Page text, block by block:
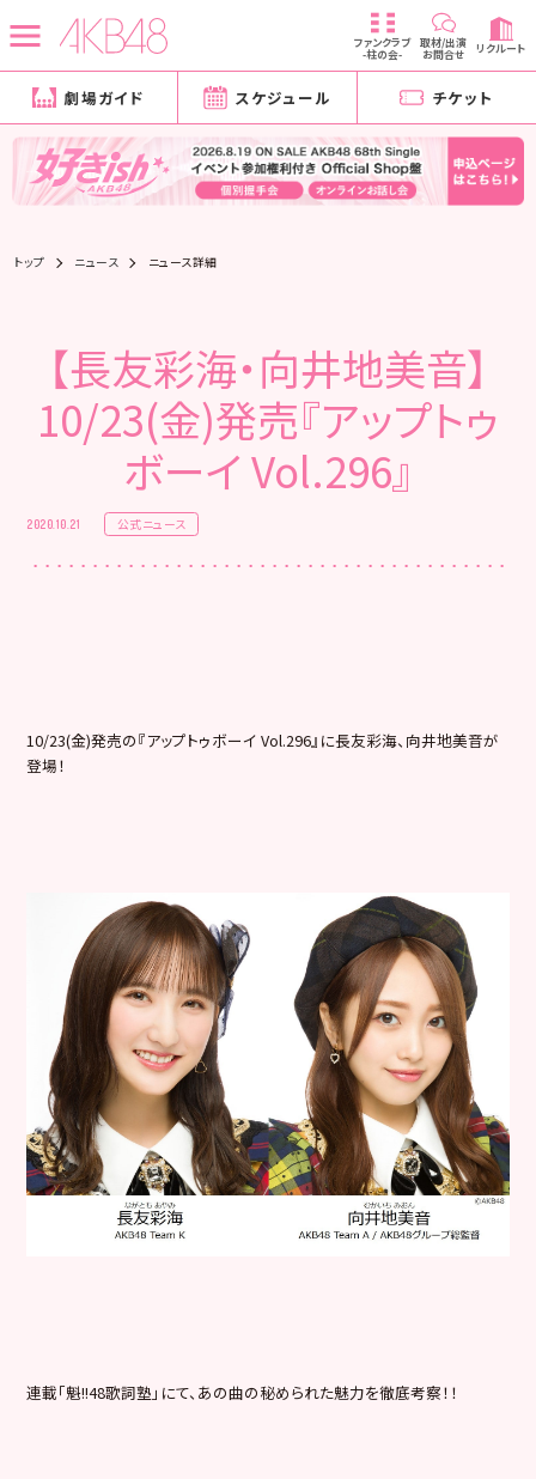
ファンクラブ
-柱の会-
取材/出演
お問合せ リクルート
劇場ガイド スケジュール チケット
トップ ニュース ニュース詳細
【長友彩海・向井地美音】
10/23(金)発売『アップトゥ
ボーイ Vol.296』
2020.10.21 公式ニュース
10/23(金)発売の『アップトゥボーイ Vol.296』に長友彩海、向井地美音が
登場！
連載「魁!!48歌詞塾」にて、あの曲の秘められた魅力を徹底考察！！